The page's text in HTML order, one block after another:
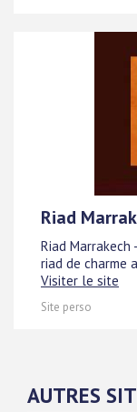
Riad
Riad Marrakech
riad de charme
Visiter le site
Site perso
AUTRES